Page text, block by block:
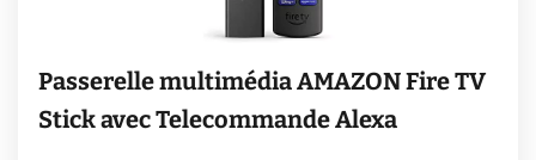
Passerelle multimédia AMAZON Fire TV
Stick avec Telecommande Alexa